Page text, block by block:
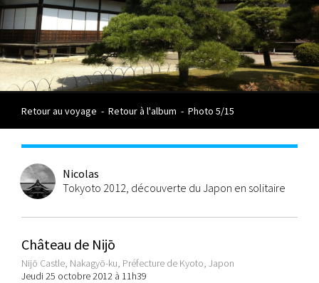
Retour au voyage - Retour à l'album - Photo 5/15
Nicolas
Tokyoto 2012, découverte du Japon en solitaire
Château de Nijō
Nijō Castle, Nakagyō-ku, Préfecture de Kyoto, Japon
Jeudi 25 octobre 2012 à 11h39